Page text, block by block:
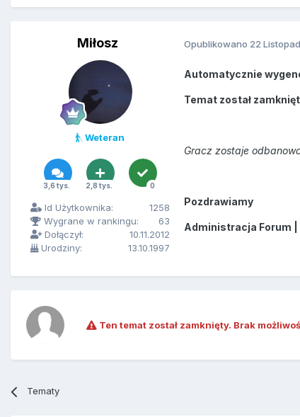
Miłosz
Weteran
3,6 tys. 2,8 tys. 0
Id Użytkownika:
1258
Wygrane w rankingu:
63
Dołączył:
10.11.2012
Urodziny:
13.10.1997
Opublikowano 22
Automatycznie
Temat został
Gracz zostaje
Pozdrawiamy
Administracja Forum
Ten temat został zamknięty. Brak
Tematy